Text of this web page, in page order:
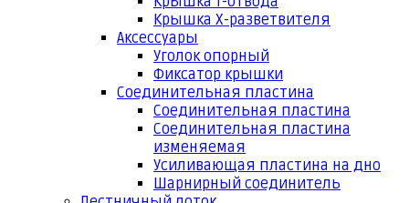
Крышка Х-разветвителя
Аксессуары
Уголок опорный
Фиксатор крышки
Соединительная пластина
Соединительная пластина
Соединительная пластина
изменяемая
Усиливающая пластина на дно
Шарнирный соединитель